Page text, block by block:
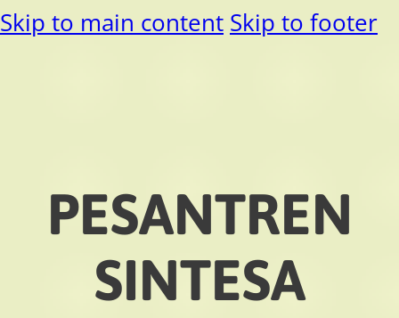
Skip to main content Skip to footer
PESANTREN
SINTESA